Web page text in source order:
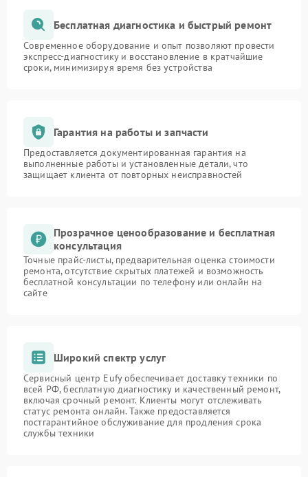
Бесплатная диагностика и быстрый ремонт
Современное оборудование и опыт позволяют провести
экспресс-диагностику и восстановление в кратчайшие
сроки, минимизируя время без устройства
Гарантия на работы и запчасти
Предоставляется документированная гарантия на
выполненные работы и установленные детали, что
защищает клиента от повторных неисправностей
Прозрачное ценообразование и бесплатная
консультация
Точные прайс-листы, предварительная оценка стоимости
ремонта, отсутствие скрытых платежей и возможность
бесплатной консультации по телефону или онлайн на
сайте
Широкий спектр услуг
Сервисный центр Eufy обеспечивает доставку техники по
всей РФ, бесплатную диагностику и качественный ремонт,
включая срочный ремонт. Клиенты могут отслеживать
статус ремонта онлайн. Также предоставляется
постгарантийное обслуживание для продления срока
службы техники